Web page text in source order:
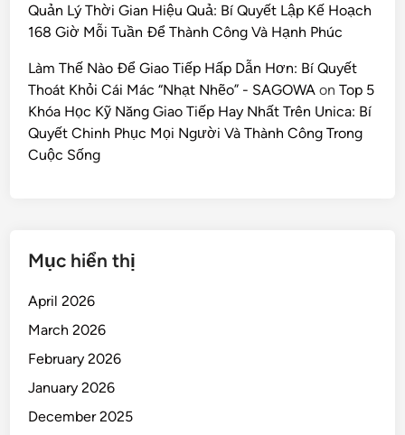
Quản Lý Thời Gian Hiệu Quả: Bí Quyết Lập Kế Hoạch
168 Giờ Mỗi Tuần Để Thành Công Và Hạnh Phúc
Làm Thế Nào Để Giao Tiếp Hấp Dẫn Hơn: Bí Quyết
Thoát Khỏi Cái Mác “Nhạt Nhẽo” - SAGOWA onTop 5
Khóa Học Kỹ Năng Giao Tiếp Hay Nhất Trên Unica: Bí
Quyết Chinh Phục Mọi Người Và Thành Công Trong
Cuộc Sống
Mục hiển thị
April 2026
March 2026
February 2026
January 2026
December 2025